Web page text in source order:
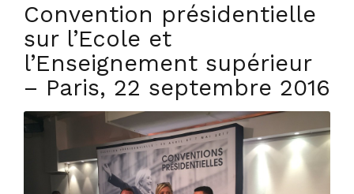
Convention présidentielle
sur l’Ecole et
l’Enseignement supérieur
– Paris, 22 septembre 2016